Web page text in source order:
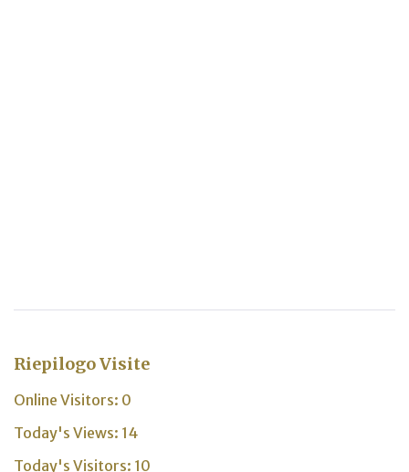
Riepilogo Visite
Online Visitors: 0
Today's Views: 14
Today's Visitors: 10